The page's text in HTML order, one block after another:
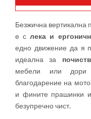
Безжична
е слека и
едно движение да я
идеална за
мебели или дори
благодарение на
и фините прашинки
безупречно чист.